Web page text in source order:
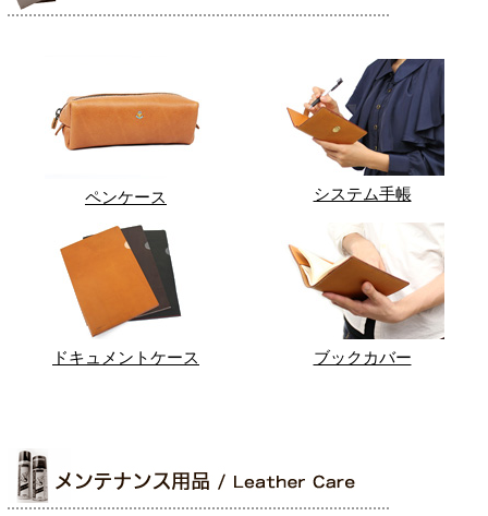
ペンケース システム手帳
ドキュメントケース ブックカバー